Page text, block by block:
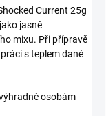
Current 25g
jasně
mixu. Při přípravě
s teplem dané
osobám